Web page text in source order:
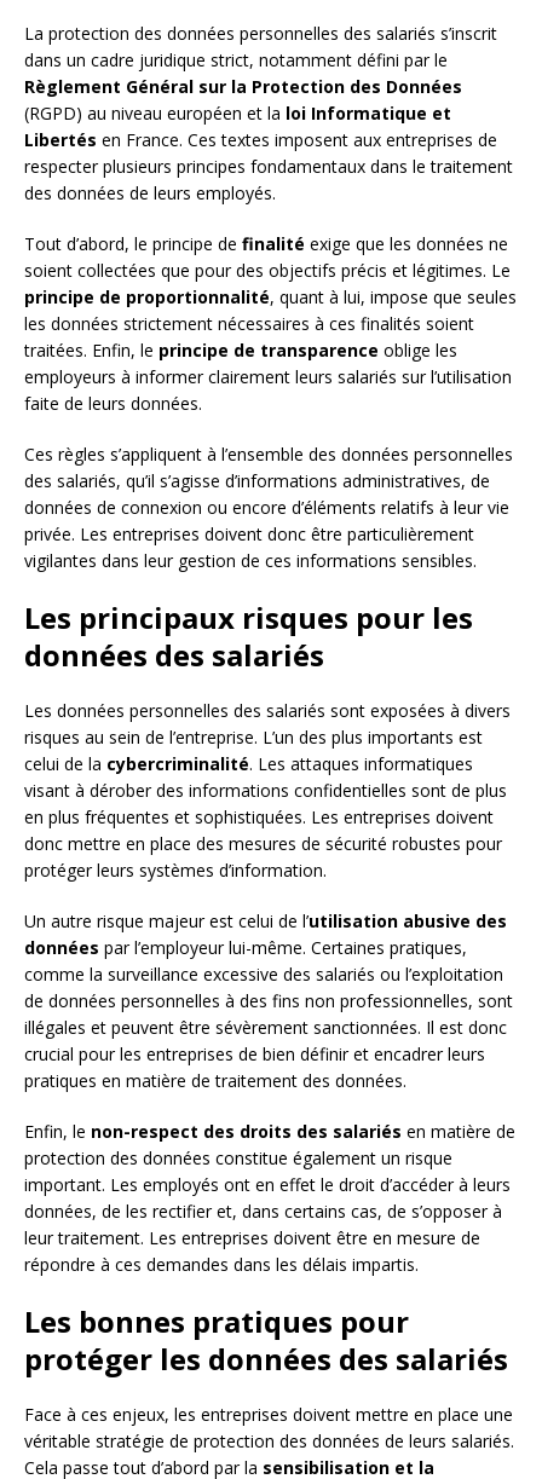
La protection des données personnelles des salariés s’inscrit
dans un cadre juridique strict, notamment défini par le
Règlement Général sur la Protection des Données
(RGPD) au niveau européen et la loi Informatique et
Libertés en France. Ces textes imposent aux entreprises de
respecter plusieurs principes fondamentaux dans le traitement
des données de leurs employés.
Tout d’abord, le principe de finalité exige que les données ne
soient collectées que pour des objectifs précis et légitimes. Le
principe de proportionnalité, quant à lui, impose que seules
les données strictement nécessaires à ces finalités soient
traitées. Enfin, le principe de transparence oblige les
employeurs à informer clairement leurs salariés sur l’utilisation
faite de leurs données.
Ces règles s’appliquent à l’ensemble des données personnelles
des salariés, qu’il s’agisse d’informations administratives, de
données de connexion ou encore d’éléments relatifs à leur vie
privée. Les entreprises doivent donc être particulièrement
vigilantes dans leur gestion de ces informations sensibles.
Les principaux risques pour les
données des salariés
Les données personnelles des salariés sont exposées à divers
risques au sein de l’entreprise. L’un des plus importants est
celui de la cybercriminalité. Les attaques informatiques
visant à dérober des informations confidentielles sont de plus
en plus fréquentes et sophistiquées. Les entreprises doivent
donc mettre en place des mesures de sécurité robustes pour
protéger leurs systèmes d’information.
Un autre risque majeur est celui de l’utilisation abusive des
données par l’employeur lui-même. Certaines pratiques,
comme la surveillance excessive des salariés ou l’exploitation
de données personnelles à des fins non professionnelles, sont
illégales et peuvent être sévèrement sanctionnées. Il est donc
crucial pour les entreprises de bien définir et encadrer leurs
pratiques en matière de traitement des données.
Enfin, le non-respect des droits des salariés en matière de
protection des données constitue également un risque
important. Les employés ont en effet le droit d’accéder à leurs
données, de les rectifier et, dans certains cas, de s’opposer à
leur traitement. Les entreprises doivent être en mesure de
répondre à ces demandes dans les délais impartis.
Les bonnes pratiques pour
protéger les données des salariés
Face à ces enjeux, les entreprises doivent mettre en place une
véritable stratégie de protection des données de leurs salariés.
Cela passe tout d’abord par la sensibilisation et la